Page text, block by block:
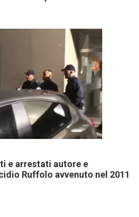
e arrestati autore e
Ruffolo avvenuto nel 2011